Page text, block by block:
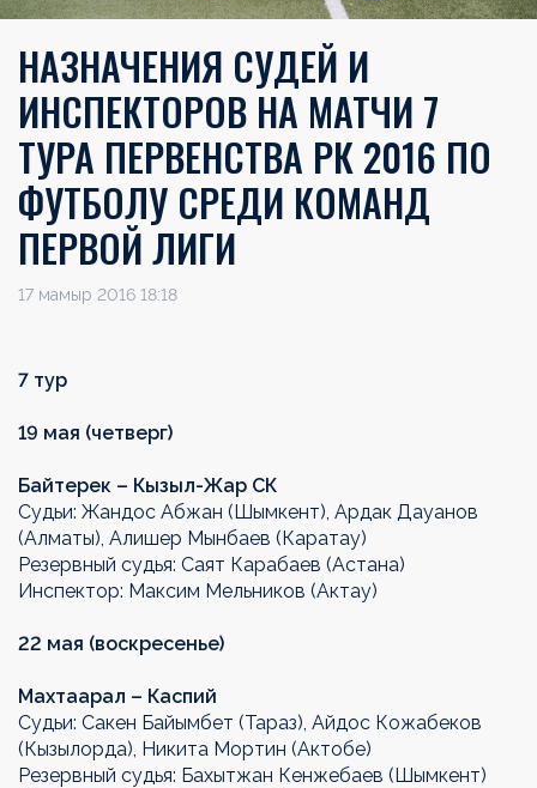
НАЗНАЧЕНИЯ СУДЕЙ И
ИНСПЕКТОРОВ НА МАТЧИ 7
ТУРА ПЕРВЕНСТВА РК 2016 ПО
ФУТБОЛУ СРЕДИ КОМАНД
ПЕРВОЙ ЛИГИ
17 мамыр 2016 18:18
7 тур
19 мая (четверг)
Байтерек – Кызыл-Жар СК
Судьи: Жандос Абжан (Шымкент), Ардак Дауанов
(Алматы), Алишер Мынбаев (Каратау)
Резервный судья: Саят Карабаев (Астана)
Инспектор: Максим Мельников (Актау)
22 мая (воскресенье)
Махтаарал – Каспий
Судьи: Сакен Байымбет (Тараз), Айдос Кожабеков
(Кызылорда), Никита Мортин (Актобе)
Резервный судья: Бахытжан Кенжебаев (Шымкент)